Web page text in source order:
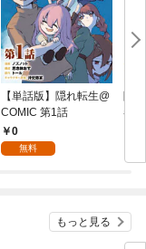
【単話版】隠れ転生@
COMIC 第1話
0
無料
隠
巻
もっと見る